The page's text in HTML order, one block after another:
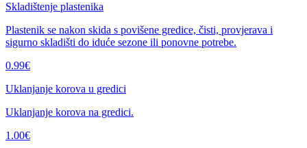
Skladištenje plastenika
Plastenik se nakon skida s povišene gredice, čisti, provjerava i
sigurno skladišti do iduće sezone ili ponovne potrebe.
0.99€
Uklanjanje korova u gredici
Uklanjanje korova na gredici.
1.00€